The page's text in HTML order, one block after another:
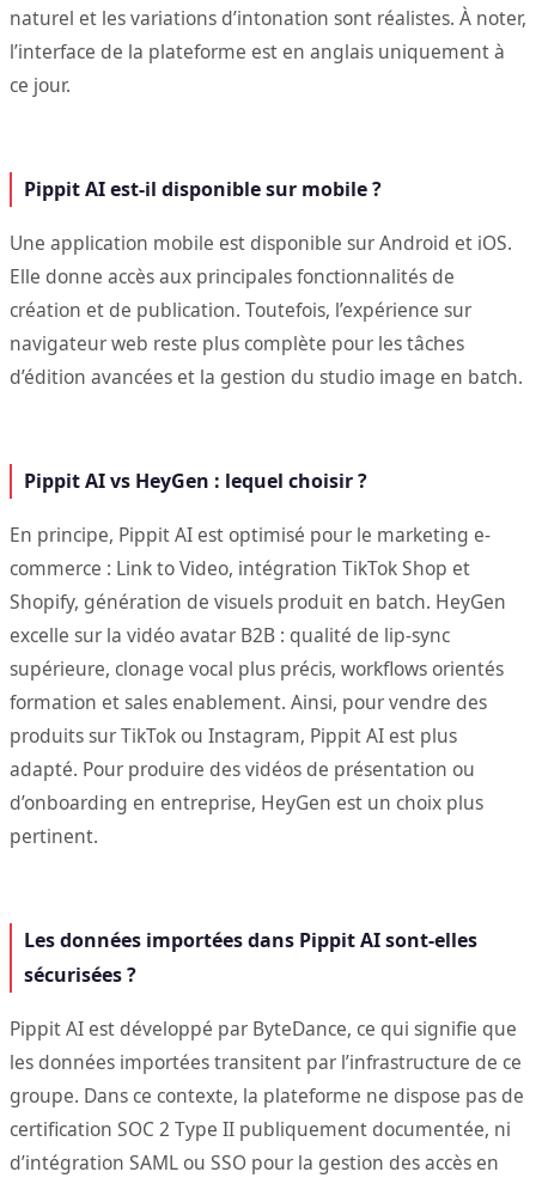
naturel et les variations d’intonation sont réalistes. À noter,
l’interface de la plateforme est en anglais uniquement à
ce jour.
Pippit AI est-il disponible sur mobile ?
Une application mobile est disponible sur Android et iOS.
Elle donne accès aux principales fonctionnalités de
création et de publication. Toutefois, l’expérience sur
navigateur web reste plus complète pour les tâches
d’édition avancées et la gestion du studio image en batch.
Pippit AI vs HeyGen : lequel choisir ?
En principe, Pippit AI est optimisé pour le marketing e-
commerce : Link to Video, intégration TikTok Shop et
Shopify, génération de visuels produit en batch. HeyGen
excelle sur la vidéo avatar B2B : qualité de lip-sync
supérieure, clonage vocal plus précis, workflows orientés
formation et sales enablement. Ainsi, pour vendre des
produits sur TikTok ou Instagram, Pippit AI est plus
adapté. Pour produire des vidéos de présentation ou
d’onboarding en entreprise, HeyGen est un choix plus
pertinent.
Les données importées dans Pippit AI sont-elles
sécurisées ?
Pippit AI est développé par ByteDance, ce qui signifie que
les données importées transitent par l’infrastructure de ce
groupe. Dans ce contexte, la plateforme ne dispose pas de
certification SOC 2 Type II publiquement documentée, ni
d’intégration SAML ou SSO pour la gestion des accès en